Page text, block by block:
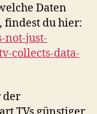
Daten
findest du hier:
not-just-
collects-data-
der